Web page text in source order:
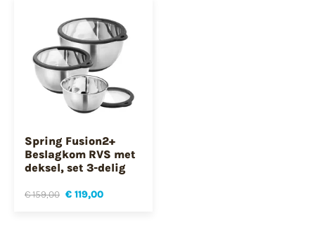
Spring Fusion2+
Beslagkom RVS met
deksel, set 3-delig
€ 159,00 € 119,00